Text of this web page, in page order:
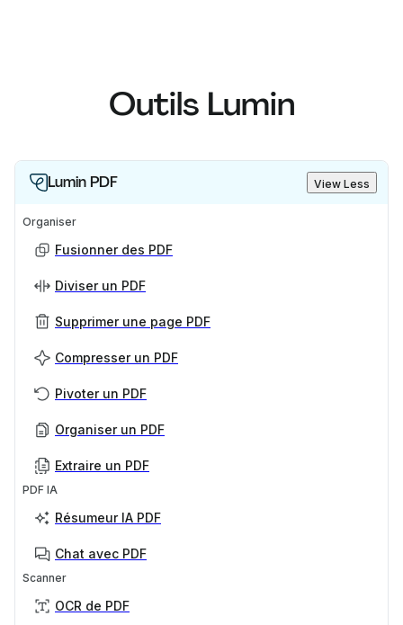
Outils Lumin
Lumin PDF View Less
Organiser
Fusionner des PDF
Diviser un PDF
Supprimer une page PDF
Compresser un PDF
Pivoter un PDF
Organiser un PDF
Extraire un PDF
PDF IA
Résumeur IA PDF
Chat avec PDF
Scanner
OCR de PDF